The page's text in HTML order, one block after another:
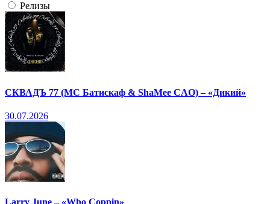
Релизы
СКВАДЪ 77 (МС Батискаф & ShaMee CAO) – «Дикий»
30.07.2026